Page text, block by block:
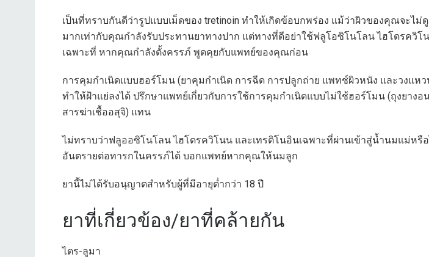
เป็นที่ทราบกันดีว่ารูปแบบเม็ดของ tretinoin ทำให้เกิดข้อบกพร่อง แม้ว่าผิวของคุณจะไม่
มากเท่ากับคุณกำลังรับประทานยาทางปาก แต่ทางที่ดีอย่าใช้ฟลูโอซิโนโลน ไฮโดรควิโ
เฉพาะที่ หากคุณกำลังตั้งครรภ์ พูดคุยกับแพทย์ของคุณก่อน
การคุมกำเนิดแบบฮอร์โมน (ยาคุมกำเนิด การฉีด การปลูกถ่าย แพทช์ผิวหนัง และวงแห
ทำให้ฝ้าแย่ลงได้ ปรึกษาแพทย์เกี่ยวกับการใช้การคุมกำเนิดแบบไม่ใช้ฮอร์โมน (ถุงยาง
สารฆ่าเชื้ออสุจิ) แทน
ไม่ทราบว่าฟลูออซิโนโลน ไฮโดรควิโนน และเทรติโนอินเฉพาะที่ผ่านเข้าสู่น้ำนมแม่หรื
อันตรายต่อทารกในครรภ์ได้ บอกแพทย์หากคุณให้นมลูก
ยานี้ไม่ได้รับอนุญาตสำหรับผู้ที่มีอายุต่ำกว่า 18 ปี
ยาที่เกี่ยวข้อง/ยาที่คล้ายกัน
ไตร-ลูมา